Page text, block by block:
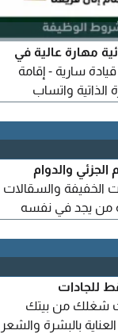
مهارة عالية في
سارية - إقامة
الذاتية واتساب
والدوام
الخفيفة والسقالات
من يجد في نفسه
للجادات
شغلك من بيتك
بالبشرة والشعر